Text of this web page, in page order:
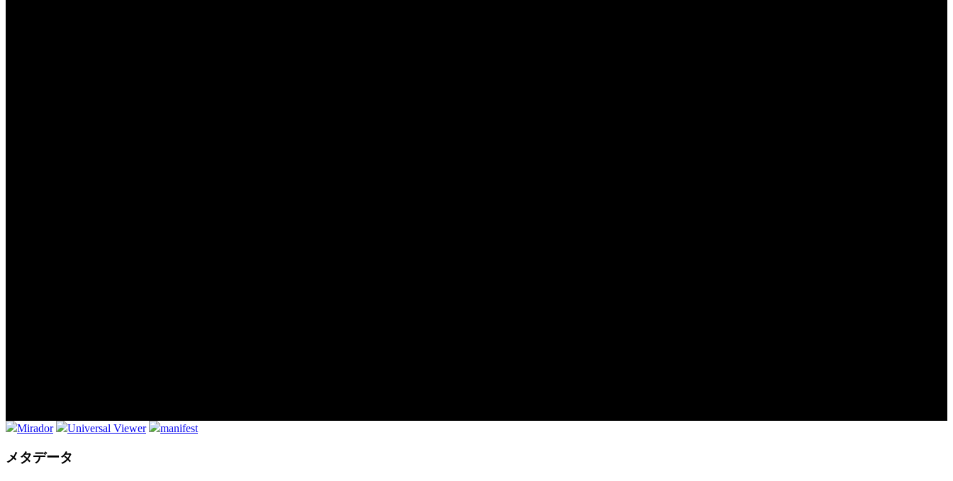
Mirador Universal Viewer manifest
メタデータ